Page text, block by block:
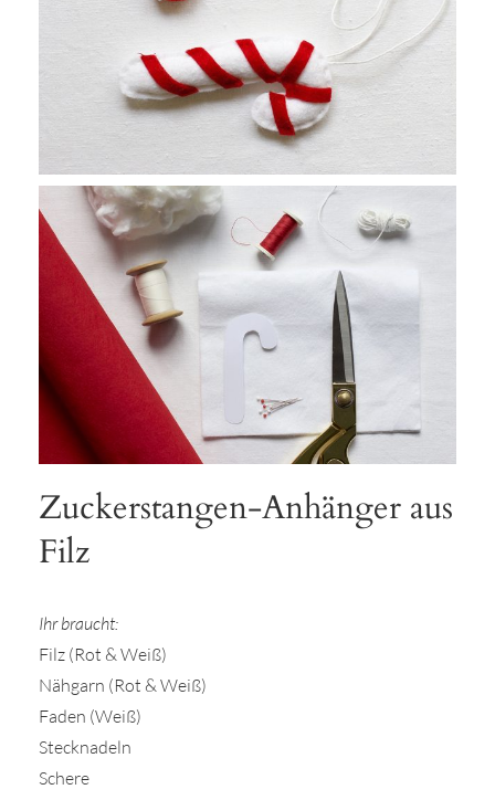
Zuckerstangen-Anhänger aus
Filz
Ihr braucht:
Filz (Rot & Weiß)
Nähgarn (Rot & Weiß)
Faden (Weiß)
Stecknadeln
Schere